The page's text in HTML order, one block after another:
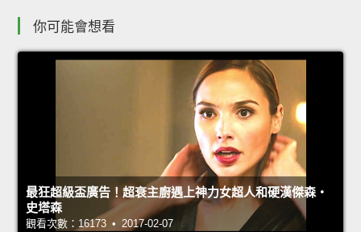
你可能會想看
最狂超級盃廣告！超衰主廚遇上神力女超人和硬漢傑森‧
史塔森
觀看次數：16173 • 2017-02-07